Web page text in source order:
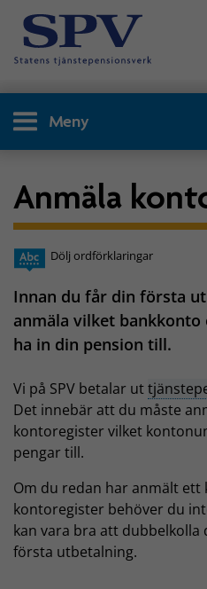
Meny
Anmäla
Dölj ordförklaringar
Innan du får din första
anmäla vilket
ha in din pension till.
Vi på SPV betalar ut
Det innebär att du måste
kontoregister vilket
pengar till.
Om du redan har anmält ett
kontoregister behöver du
kan vara bra att
första utbetalning.